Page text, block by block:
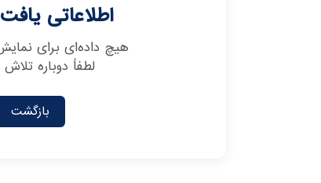
اطلاعاتی
هیچ داده‌ای برای
لطفاً دوباره تلاش
بازگشت